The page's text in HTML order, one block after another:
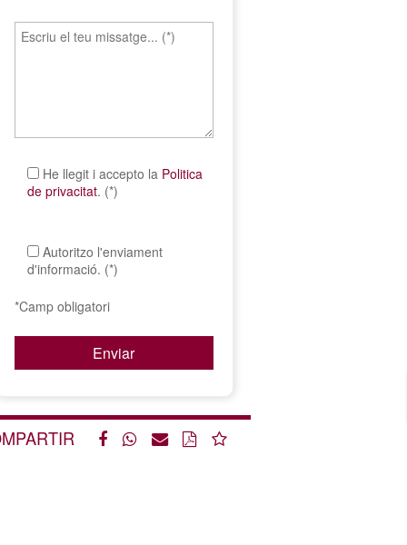
He llegit i accepto la Politica
de privacitat. (*)
Autoritzo l'enviament
d'informació. (*)
*Camp obligatori